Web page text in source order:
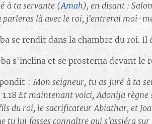
à ta servante (Amah), en disant :
parleras là avec le roi, j'entrerai moi-
se rendit dans la chambre du roi.
s'inclina et se prosterna devant le
:Mon seigneur, tu as juré à ta
1.18Et maintenant voici, Adonija règne
du roi, le sacrificateur Abiathar, et
tu lui fasses connaître qui s'assiéra